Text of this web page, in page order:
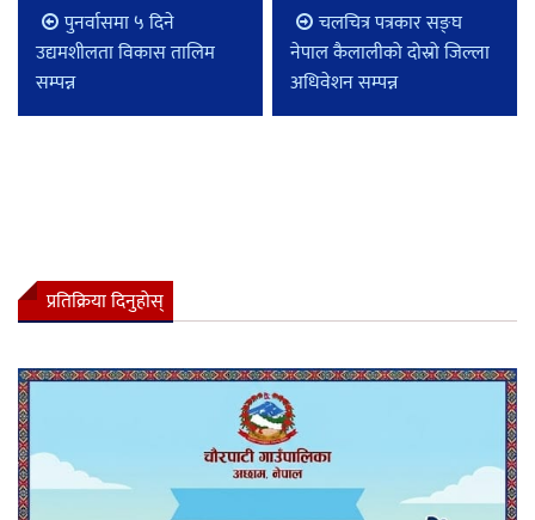
पुनर्वासमा ५ दिने
उद्यमशीलता विकास तालिम
सम्पन्न
चलचित्र पत्रकार सङ्घ
नेपाल कैलालीको दोस्रो जिल्ला
अधिवेशन सम्पन्न
प्रतिक्रिया दिनुहोस्